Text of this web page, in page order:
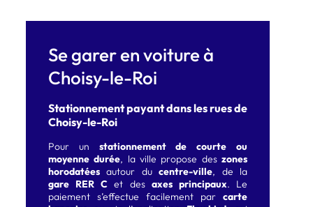
Se garer en voiture à
Choisy-le-Roi
Stationnement payant dans les rues de
Choisy-le-Roi
Pour un stationnement de courte ou
moyenne durée, la ville propose deszones
horodatéesautour ducentre-ville, de la
gare RER C et des axes principaux. Le
paiement s’effectue facilement parcarte